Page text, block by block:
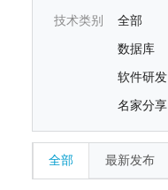
技术类别 全部
数据库
软件研发
名家分享
全部 最新发布